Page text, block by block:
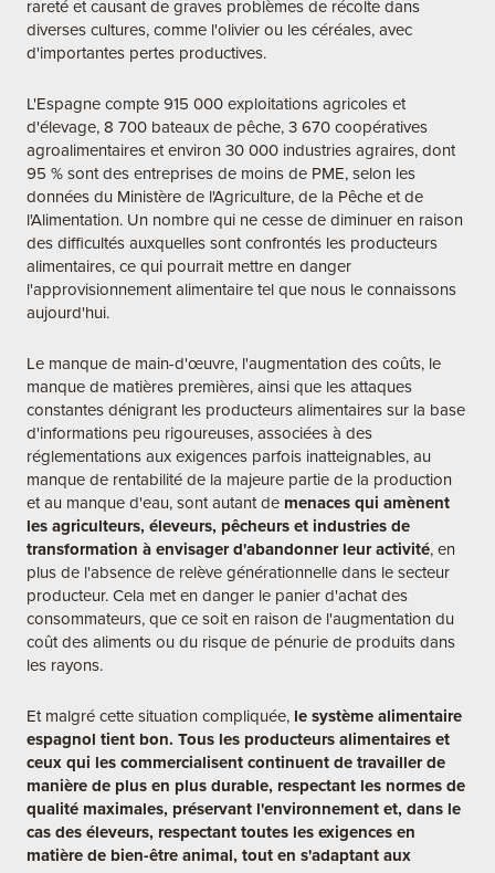
rareté et causant de graves problèmes de récolte dans
diverses cultures, comme l'olivier ou les céréales, avec
d'importantes pertes productives.
L'Espagne compte 915 000 exploitations agricoles et
d'élevage, 8 700 bateaux de pêche, 3 670 coopératives
agroalimentaires et environ 30 000 industries agraires, dont
95 % sont des entreprises de moins de PME, selon les
données du Ministère de l'Agriculture, de la Pêche et de
l'Alimentation. Un nombre qui ne cesse de diminuer en raison
des difficultés auxquelles sont confrontés les producteurs
alimentaires, ce qui pourrait mettre en danger
l'approvisionnement alimentaire tel que nous le connaissons
aujourd'hui.
Le manque de main-d'œuvre, l'augmentation des coûts, le
manque de matières premières, ainsi que les attaques
constantes dénigrant les producteurs alimentaires sur la base
d'informations peu rigoureuses, associées à des
réglementations aux exigences parfois inatteignables, au
manque de rentabilité de la majeure partie de la production
et au manque d'eau, sont autant de menaces qui amènent
les agriculteurs, éleveurs, pêcheurs et industries de
transformation à envisager d'abandonner leur activité, en
plus de l'absence de relève générationnelle dans le secteur
producteur. Cela met en danger le panier d'achat des
consommateurs, que ce soit en raison de l'augmentation du
coût des aliments ou du risque de pénurie de produits dans
les rayons.
Et malgré cette situation compliquée, le système alimentaire
espagnol tient bon. Tous les producteurs alimentaires et
ceux qui les commercialisent continuent de travailler de
manière de plus en plus durable, respectant les normes de
qualité maximales, préservant l'environnement et, dans le
cas des éleveurs, respectant toutes les exigences en
matière de bien-être animal, tout en s'adaptant aux